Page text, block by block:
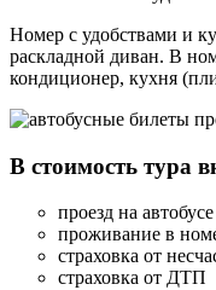
Номер с удобствами и
раскладной диван. В
кондиционер, кухня
В стоимость тура
проезд на
проживание в
страховка от
страховка от ДТП